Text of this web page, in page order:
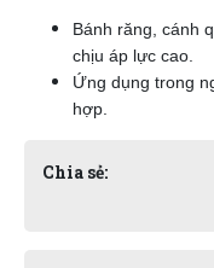
Bánh răng, cánh
chịu áp lực cao.
Ứng dụng trong
hợp.
Chia sẻ: